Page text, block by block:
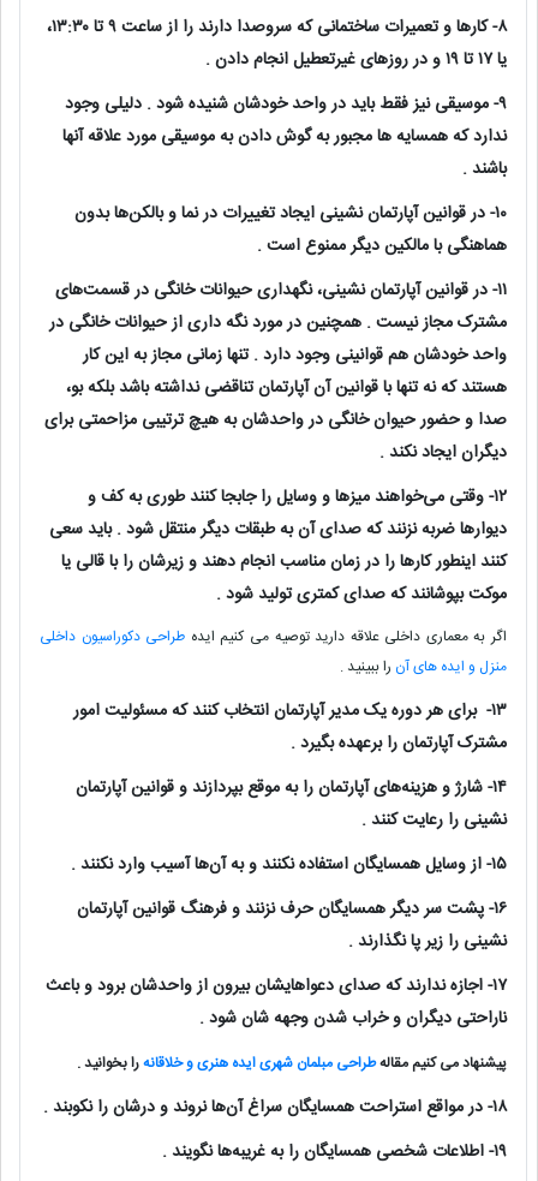
۸- کار‌ها و تعمیرات ساختمانی که سروصدا دارند را از ساعت ۹ تا ۱۳:۳۰،
یا ۱۷ تا ۱۹ و در روز‌های غیرتعطیل انجام دادن .
۹- موسیقی نیز فقط باید در واحد خودشان شنیده شود . دلیلی وجود
ندارد که همسایه ها مجبور به گوش دادن به موسیقی مورد علاقه آنها
باشند .
۱۰- در قوانین آپارتمان نشینی ایجاد تغییرات در نما و بالکن‌ها بدون
هماهنگی با مالکین دیگر ممنوع است .
۱۱- در قوانین آپارتمان نشینی، نگهداری حیوانات خانگی در قسمت‌های
مشترک مجاز نیست . همچنین در مورد نگه داری از حیوانات خانگی در
واحد خودشان هم قوانینی وجود دارد . تنها زمانی مجاز به این کار
هستند که نه تنها با قوانین آن آپارتمان تناقضی نداشته باشد بلکه بو،
صدا و حضور حیوان خانگی در واحدشان به هیچ ترتیبی مزاحمتی برای
دیگران ایجاد نکند .
۱۲- وقتی می‌خواهند میز‌ها و وسایل را جابجا کنند طوری به کف و
دیوار‌ها ضربه نزنند که صدای آن به طبقات دیگر منتقل شود . باید سعی
کنند اینطور کار‌ها را در زمان مناسب انجام دهند و زیرشان را با قالی یا
موکت بپوشانند که صدای کمتری تولید شود .
اگر به معماری داخلی علاقه دارید توصیه می کنیم ایده طراحی دکوراسیون داخلی
منزل و ایده های آن را ببینید .
۱۳- برای هر دوره یک مدیر آپارتمان انتخاب کنند که مسئولیت امور
مشترک آپارتمان را برعهده بگیرد .
۱۴- شارژ و هزینه‌های آپارتمان را به موقع بپردازند و قوانین آپارتمان
نشینی را رعایت کنند .
۱۵- از وسایل همسایگان استفاده نکنند و به آن‌ها آسیب وارد نکنند .
۱۶- پشت سر دیگر همسایگان حرف نزنند و فرهنگ قوانین آپارتمان
نشینی را زیر پا نگذارند .
۱۷- اجازه ندارند که صدای دعواهایشان بیرون از واحدشان برود و باعث
ناراحتی دیگران و خراب شدن وجهه شان شود .
پیشنهاد می کنیم مقالهطراحی مبلمان شهری ایده هنری و خلاقانهرا بخوانید .
۱۸- در مواقع استراحت همسایگان سراغ آن‌ها نروند و درشان را نکوبند .
۱۹- اطلاعات شخصی همسایگان را به غریبه‌ها نگویند .